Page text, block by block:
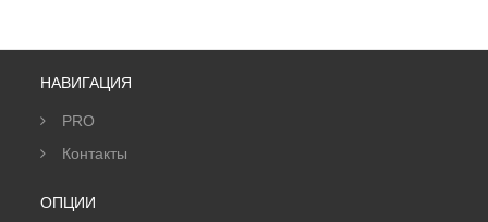
НАВИГАЦИЯ
PRO
Контакты
ОПЦИИ